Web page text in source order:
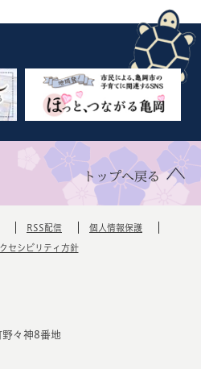
トップへ戻る
RSS配信 個人情報保護
セシビリティ方針
々神8番地